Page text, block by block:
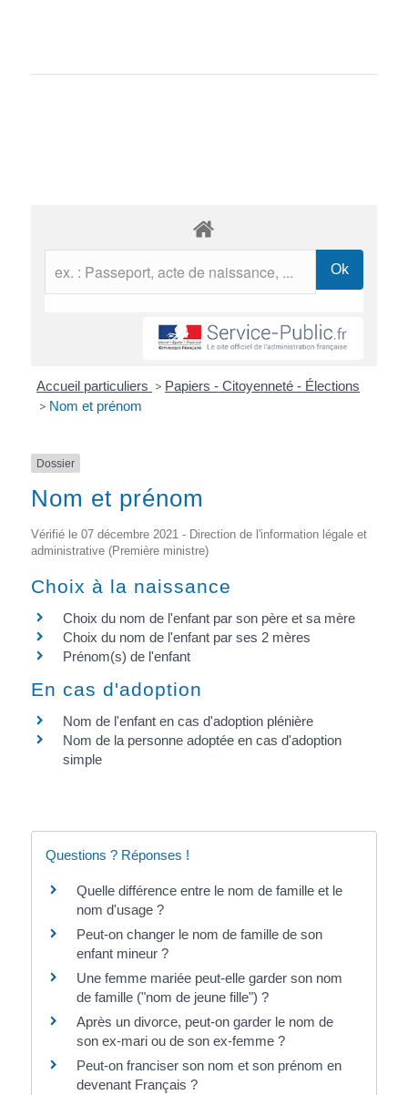
Accueil particuliers > Papiers - Citoyenneté - Élections
> Nom et prénom
Dossier
Nom et prénom
Vérifié le 07 décembre 2021 - Direction de l'information légale et
administrative (Première ministre)
Choix à la naissance
Choix du nom de l'enfant par son père et sa mère
Choix du nom de l'enfant par ses 2 mères
Prénom(s) de l'enfant
En cas d'adoption
Nom de l'enfant en cas d'adoption plénière
Nom de la personne adoptée en cas d'adoption
simple
Questions ? Réponses !
Quelle différence entre le nom de famille et le
nom d'usage ?
Peut-on changer le nom de famille de son
enfant mineur ?
Une femme mariée peut-elle garder son nom
de famille ("nom de jeune fille") ?
Après un divorce, peut-on garder le nom de
son ex-mari ou de son ex-femme ?
Peut-on franciser son nom et son prénom en
devenant Français ?